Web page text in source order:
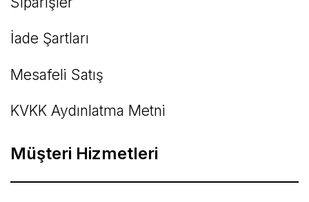
İade Şartları
Mesafeli Satış
KVKK Aydınlatma Metni
Müşteri Hizmetleri